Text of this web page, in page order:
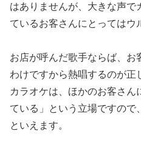
はありませんが、大きな声で
ているお客さんにとってはウ
お店が呼んだ歌手ならば、お
わけですから熱唱するのが正
カラオケは、ほかのお客さん
ている」という立場ですの
といえます。